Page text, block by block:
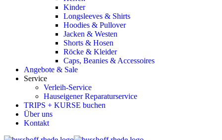
Kinder
Longsleeves & Shirts
Hoodies & Pullover
Jacken & Westen
Shorts & Hosen
Röcke & Kleider
Caps, Beanies & Accessoires
Angebote & Sale
Service
Verleih-Service
Hauseigener Reparaturservice
TRIPS + KURSE buchen
Über uns
Kontakt